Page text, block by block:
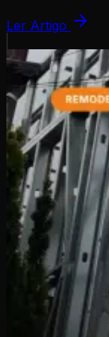
Ler Artigo